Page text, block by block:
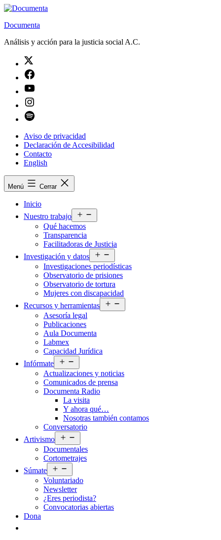
Saltar
contenido
Documenta
Análisis y acción para la justicia social A.C.
Aviso de privacidad
Declaración de Accesibilidad
Contacto
English
Menú Cerrar
Inicio
Nuestro trabajo
el
Qué hacemos
Transparencia
Facilitadoras de Justicia
Investigación y datos
el
menú
Investigaciones periodísticas
Observatorio de prisiones
Observatorio de tortura
Mujeres con discapacidad
Recursos y herramientas
el
Asesoría legal
Publicaciones
Aula Documenta
Labmex
Capacidad Jurídica
Infórmate
el
menú
Actualizaciones y noticias
Comunicados de prensa
Documenta Radio
La visita
Y ahora qué…
Nosotras también contamos
Conversatorio
Artivismo
el
menú
Documentales
Cortometrajes
Súmate
el
menú
Voluntariado
Newsletter
¿Eres periodista?
Convocatorias abiertas
Dona